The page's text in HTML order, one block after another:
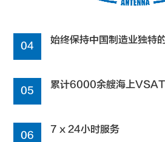
04
始终保持中国制造业独特
05
累计6000余艘海上
06
7 x 24小时服务